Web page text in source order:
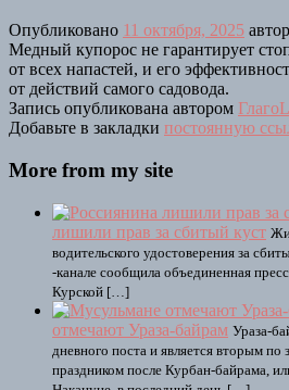
Опубликовано 11 октября, 2025
Медный купорос не гарантирует
от всех напастей, и его
от действий самого садовода.
Запись опубликована автором ГлагоL
Добавьте в закладки постоянную
More from my site
лишили прав за сбитый куст
водительского удостоверения за
-канале сообщила объединенная
Курской […]
отмечают Ураза-байрам Ураза-
дневного поста и является вторым
праздником после Курбан-байрама,